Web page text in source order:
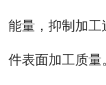
能量，抑制加
件表面加工质量